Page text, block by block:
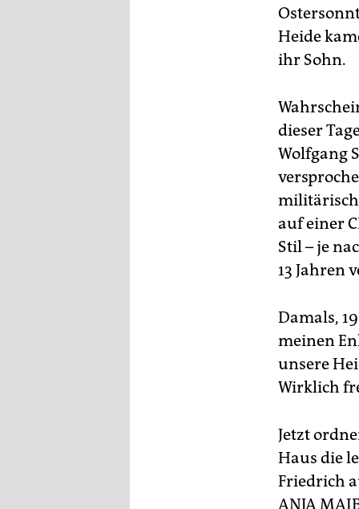
Heide
ihr Sohn.
dieser
Wolfgang
auf einer
Stil – je
13 Jahren
Damals,
meinen
unsere
Wirklich
Jetzt
Haus die
Friedrich
ANJA